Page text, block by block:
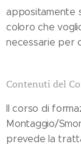
appositamente
coloro che
necessarie per
Contenuti del
Il corso di
Montaggio/
prevede la